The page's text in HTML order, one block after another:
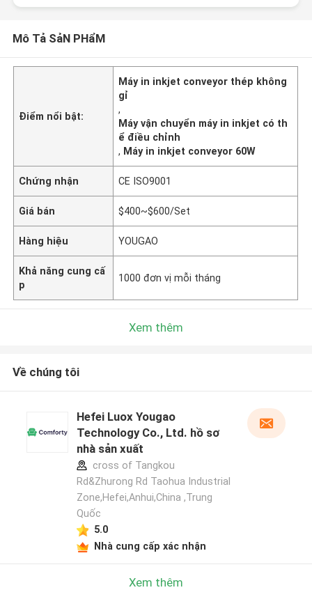
Mô Tả SảN PHẩM
Điểm nổi bật:
Máy in inkjet conveyor thép không
gỉ
,
Máy vận chuyển máy in inkjet có th
ể điều chỉnh
, Máy in inkjet conveyor 60W
Chứng nhận CE ISO9001
Giá bán $400~$600/Set
Hàng hiệu YOUGAO
Khả năng cung cấ
p
1000 đơn vị mỗi tháng
Xem thêm
Về chúng tôi
Hefei Luox Yougao
Technology Co., Ltd. hồ sơ
nhà sản xuất
cross of Tangkou
Rd&Zhurong Rd Taohua Industrial
Zone,Hefei,Anhui,China ,Trung
Quốc
5.0
Nhà cung cấp xác nhận
Xem thêm